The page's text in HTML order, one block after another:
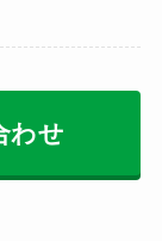
わせ